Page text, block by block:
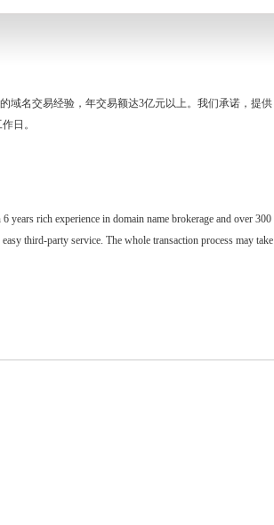
域名交易经验，年交易额达3亿元以上。我们承诺，提供
日。
rich experience in domain name brokerage and over 300
third-party service. The whole transaction process may take